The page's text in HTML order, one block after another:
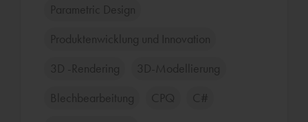
Parametric Design
Produktenwicklung und Innovation
3D -Rendering 3D-Modellierung
Blechbearbeitung CPQ C#